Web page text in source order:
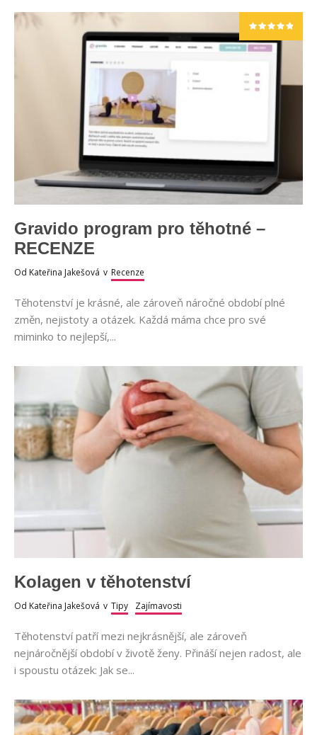
Gravido program pro těhotné –
RECENZE
Od Kateřina Jakešová v Recenze
Těhotenství je krásné, ale zároveň náročné období plné
změn, nejistoty a otázek. Každá máma chce pro své
miminko to nejlepší,...
Kolagen v těhotenství
Od Kateřina Jakešová v Tipy Zajímavosti
Těhotenství patří mezi nejkrásnější, ale zároveň
nejnáročnější období v životě ženy. Přináší nejen radost, ale
i spoustu otázek: Jak se...